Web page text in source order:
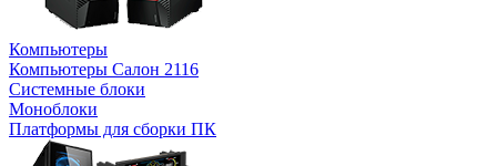
Компьютеры
Компьютеры Салон 2116
Системные блоки
Моноблоки
Платформы для сборки ПК